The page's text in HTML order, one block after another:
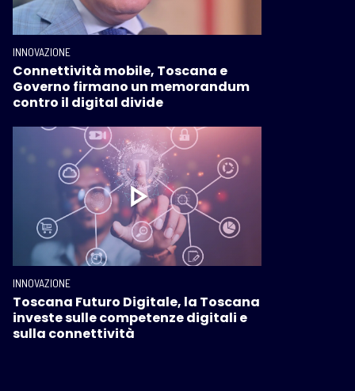
INNOVAZIONE
Connettività mobile, Toscana e
Governo firmano un memorandum
contro il digital divide
INNOVAZIONE
Toscana Futuro Digitale, la Toscana
investe sulle competenze digitali e
sulla connettività